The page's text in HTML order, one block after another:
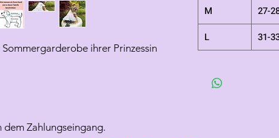
ihrer Prinzessin
Zahlungseingang.
M
27-
L
31-